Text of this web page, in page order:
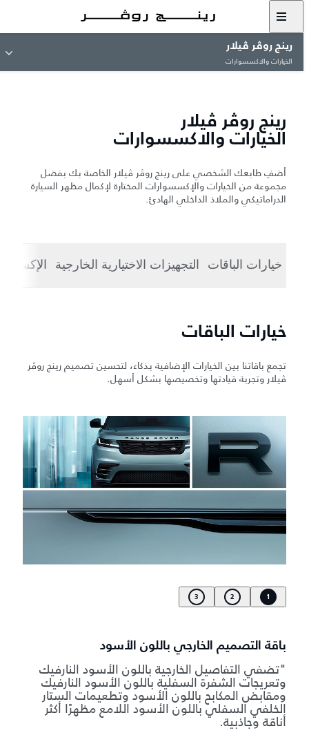
رينج روڤر ڤيلار
الخيارات والاكسسوارات
رينج روڤر ڤيلار
الخيارات والاكسسوارات
أضفِ طابعك الشخصي على رينج روڤر ڤيلار الخاصة بك بفضل
مجموعة من الخيارات والإكسسوارات المختارة لإكمال مظهر السيارة
الدراماتيكي والملاذ الداخلي الهادئ.
خيارات الباقات التجهيزات الاختيارية الخارجية
خيارات الباقات
تجمع باقاتنا بين الخيارات الإضافية بذكاء، لتحسين تصميم رينج روڤر
ڤيلار وتجربة قيادتها وتخصيصها بشكل أسهل.
1
2
3
باقة التصميم الخارجي باللون الأسود
"تضفي التفاصيل الخارجية باللون الأسود النارفيك
وتعريجات الشفرة السفلية باللون الأسود النارفيك
ومقابض المكابح باللون الأسود وتطعيمات الستار
الخلفي السفلي باللون الأسود اللامع مظهرًا أكثر
أناقة وجاذبية.